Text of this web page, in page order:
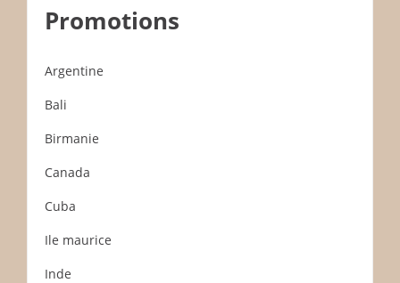
Promotions
Argentine
Bali
Birmanie
Canada
Cuba
Ile maurice
Inde